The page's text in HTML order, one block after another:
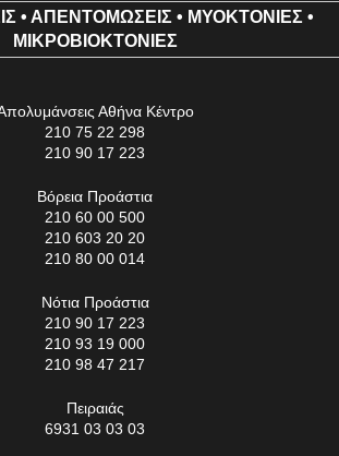
• ΑΠΕΝΤΟΜΩΣΕΙΣ • ΜΥΟΚΤΟΝΙΕΣ •
ΜΙΚΡΟΒΙΟΚΤΟΝΙΕΣ
Αθήνα Κέντρο
210 75 22 298
210 90 17 223
Βόρεια Προάστια
210 60 00 500
210 603 20 20
210 80 00 014
Νότια Προάστια
210 90 17 223
210 93 19 000
210 98 47 217
Πειραιάς
6931 03 03 03